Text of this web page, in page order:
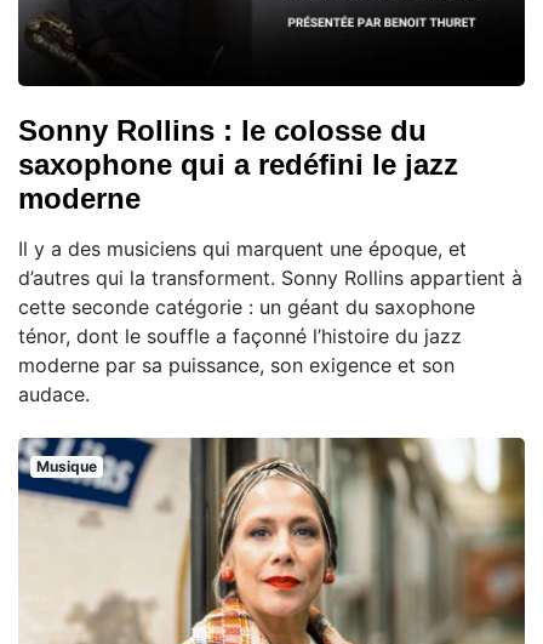
Sonny Rollins : le colosse du
saxophone qui a redéfini le jazz
moderne
Il y a des musiciens qui marquent une époque, et
d’autres qui la transforment. Sonny Rollins appartient à
cette seconde catégorie : un géant du saxophone
ténor, dont le souffle a façonné l’histoire du jazz
moderne par sa puissance, son exigence et son
audace.
Musique